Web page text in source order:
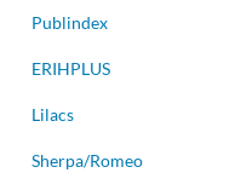
Publindex
ERIHPLUS
Lilacs
Sherpa/Romeo